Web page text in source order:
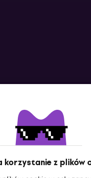
korzystanie z plików
Skontaktuj się z nami